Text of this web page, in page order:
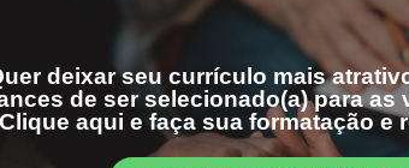
deixar seu currículo mais
de ser selecionado(a) para as
aqui e faça sua formatação e